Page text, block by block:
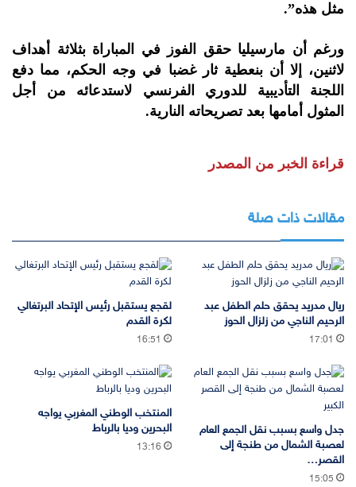
مثل هذه”.
ورغم أن مارسيليا حقق الفوز في المباراة بثلاثة أهداف
لاثنين، إلا أن بنعطية ثار غضبا في وجه الحكم، مما دفع
اللجنة التأديبية للدوري الفرنسي لاستدعائه من أجل
المثول أمامها بعد تصريحاته النارية.
قراءة الخبر من المصدر
مقالات ذات صلة
ريال مدريد يحقق حلم الطفل عبد
الرحيم الناجي من زلزال الحوز
17:01
لقجع يستقبل رئيس الإتحاد البرتغالي
لكرة القدم
16:51
جدل واسع بسبب نقل الجمع العام
لعصبة الشمال من طنجة إلى
القصر…
15:05
المنتخب الوطني المغربي يواجه
البحرين وديا بالرباط
13:16